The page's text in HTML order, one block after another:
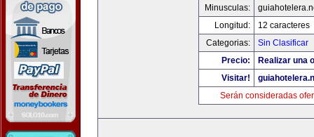
Minusculas:
Longitud:
12 caracteres
Categorias:
Sin Clasificar
Precio:
Realizar una
Visitar!
Serán consideradas